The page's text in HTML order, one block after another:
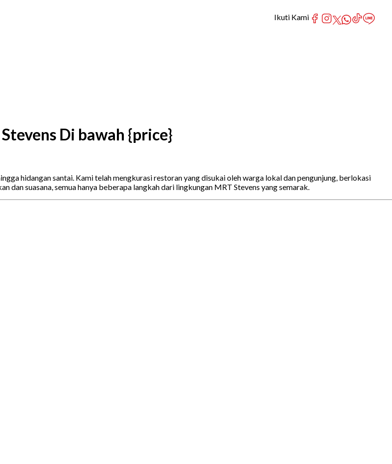
Di bawah {price}
hidangan santai. Kami telah mengkurasi restoran yang disukai oleh warga lokal dan pengunjung, berlokasi
suasana, semua hanya beberapa langkah dari lingkungan MRT Stevens yang semarak.
Ikuti Kami